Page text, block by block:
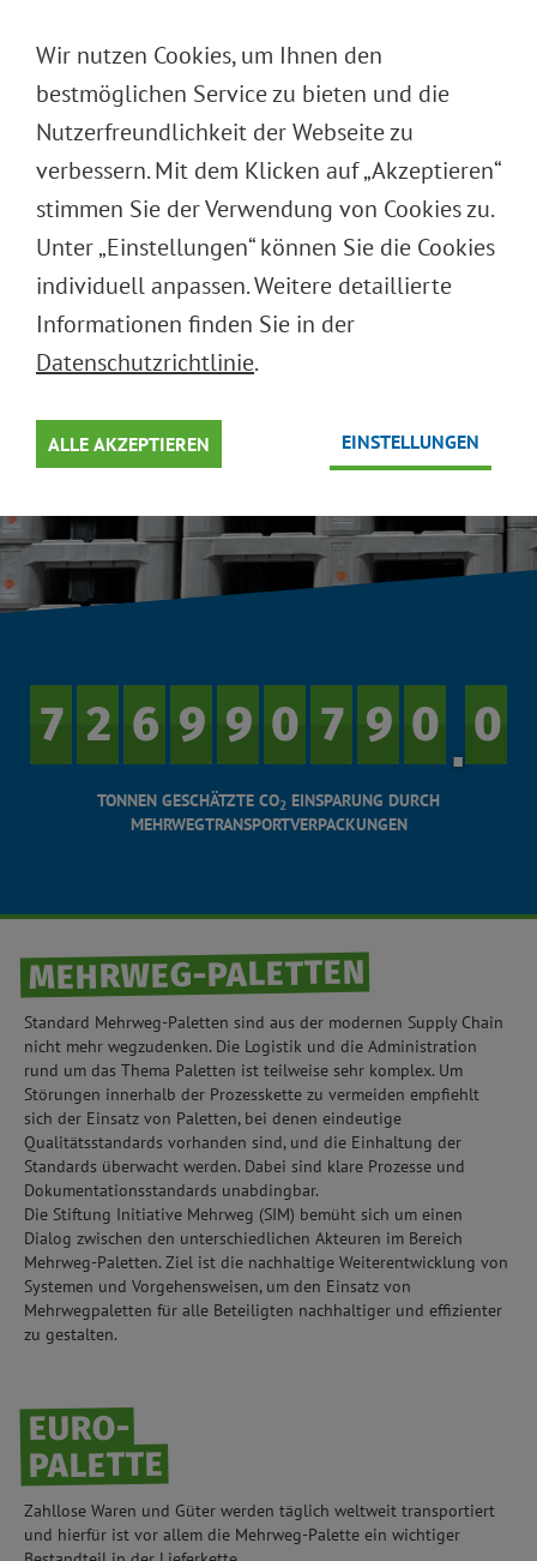
Wir nutzen Cookies, um Ihnen den
bestmöglichen Service zu bieten und die
Nutzerfreundlichkeit der Webseite zu
verbessern. Mit dem Klicken auf „Akzeptieren“
stimmen Sie der Verwendung von Cookies zu.
Unter „Einstellungen“ können Sie die Cookies
individuell anpassen. Weitere detaillierte
Informationen finden Sie in der
Datenschutzrichtlinie.
ALLE AKZEPTIEREN EINSTELLUNGEN
ENGLISH
MEHRWEGSYSTEME
PALETTEN
Optimaler Umlauf in der Supply Chain
5
0
0
5
.
1
0
0
1
9
9
9
9
7
7
7
7
0
0
0
0
9
9
9
9
9
9
9
9
6
6
6
6
2
2
2
2
7
7
7
7
TONNEN GESCHÄTZTE CO2 EINSPARUNG DURCH
MEHRWEGTRANSPORTVERPACKUNGEN
MEHRWEG-PALETTEN
Standard Mehrweg-Paletten sind aus der modernen Supply Chain
nicht mehr wegzudenken. Die Logistik und die Administration
rund um das Thema Paletten ist teilweise sehr komplex. Um
Störungen innerhalb der Prozesskette zu vermeiden empfiehlt
sich der Einsatz von Paletten, bei denen eindeutige
Qualitätsstandards vorhanden sind, und die Einhaltung der
Standards überwacht werden. Dabei sind klare Prozesse und
Dokumentationsstandards unabdingbar.
Die Stiftung Initiative Mehrweg (SIM) bemüht sich um einen
Dialog zwischen den unterschiedlichen Akteuren im Bereich
Mehrweg-Paletten. Ziel ist die nachhaltige Weiterentwicklung von
Systemen und Vorgehensweisen, um den Einsatz von
Mehrwegpaletten für alle Beteiligten nachhaltiger und effizienter
zu gestalten.
EURO-
PALETTE
Zahllose Waren und Güter werden täglich weltweit transportiert
und hierfür ist vor allem die Mehrweg-Palette ein wichtiger